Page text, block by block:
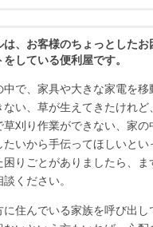
、お客様のちょっとしたお
している便利屋です。
中で、家具や大きな家電を移
ない、草が生えてきたけれど
草刈り作業ができない、家の
たいから手伝ってほしいとい
困りごとがありましたら、ま
ください。
に住んでいる家族を呼び出し